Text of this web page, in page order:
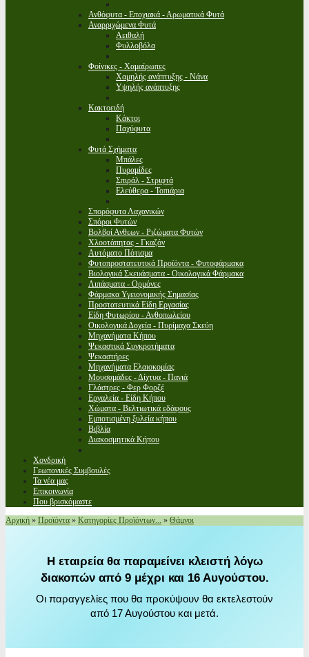
Ανθόφυτα - Εποχιακά - Αρωματικά Φυτά
Αναρριχώμενα Φυτά
Αειθαλή
Φυλλοβόλα
Φοίνικες - Χαμαίρωπες
Χαμηλής ανάπτυξης - Νάνα
Υψηλής ανάπτυξης
Κακτοειδή
Κάκτοι
Παχύφυτα
Φυτά Σχήματα
Μπάλες
Πυραμίδες
Σπιράλ - Στριφτά
Ελεύθερα - Τοπιάρια
Σπορόφυτα Λαχανικών
Σπόροι Φυτών
Βολβοί Ανθεων - Ριζώματα Φυτών
Χλοοτάπητας - Γκαζόν
Αυτόματο Πότισμα
Φυτοπροστατευτικά Προϊόντα - Φυτοφάρμακα
Βιολογικά Σκευάσματα - Οικολογικά Φάρμακα
Λιπάσματα - Ορμόνες
Φάρμακα Υγειονομικής Σημασίας
Προστατευτικά Είδη Εργασίας
Είδη Φυτωρίου - Ανθοπωλείου
Οικολογικά Δοχεία - Πυρίμαχα Σκεύη
Μηχανήματα Κήπου
Ψεκαστικά Συγκροτήματα
Ψεκαστήρες
Μηχανήματα Ελαιοκομίας
Μουσαμάδες - Δίχτυα - Πανιά
Γλάστρες - Φερ Φορζέ
Εργαλεία - Είδη Κήπου
Χώματα - Βελτιωτικά εδάφους
Εμποτισμένη ξυλεία κήπου
Βιβλία
Διακοσμητικά Κήπου
Χονδρική
Γεωπονικές Συμβουλές
Τα νέα μας
Επικοινωνία
Που βρισκόμαστε
Αρχική » Προϊόντα » Κατηγορίες Προϊόντων... » Θάμνοι
Η εταιρεία θα παραμείνει κλειστή λόγω
διακοπών από 9 μέχρι και 16 Αυγούστου.
Οι παραγγελίες που θα προκύψουν θα εκτελεστούν
από 17 Αυγούστου και μετά.